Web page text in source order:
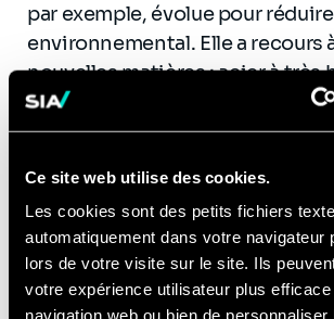
Ce site web utilise des cookies.
Les cookies sont des petits fichiers
automatiquement dans votre navigateur
lors de votre visite sur le site. Ils
votre expérience utilisateur plus
navigation web ou bien de
par exemple, évolue pour
environnemental. Elle a recours
nouvelles matières : acier à très
résistance, nouveaux alliages
plastiques renforcés, etc.
plus techniques vient perturber
gisements historiquement
recycleurs.